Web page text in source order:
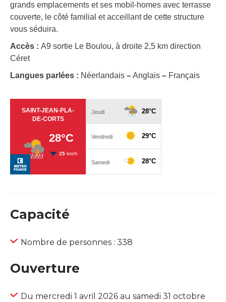
grands emplacements et ses mobil-homes avec terrasse
couverte, le côté familial et acceillant de cette structure
vous séduira.
Accès : A9 sortie Le Boulou, à droite 2,5 km direction
Céret
Langues parlées : Néerlandais –Anglais – Français
Capacité
Nombre de personnes : 338
Ouverture
Du mercredi 1 avril 2026 au samedi 31 octobre